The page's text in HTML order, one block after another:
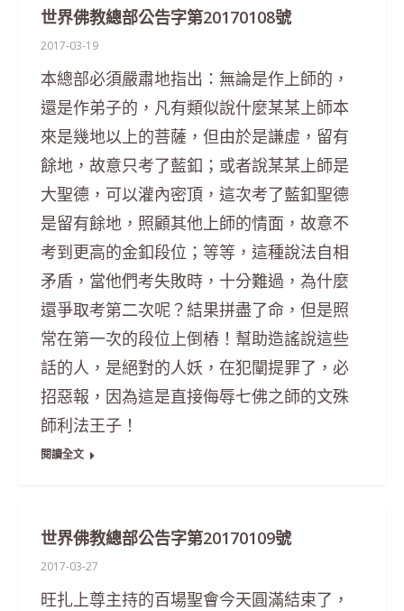
世界佛教總部公告字第20170108號
2017-03-19
本總部必須嚴肅地指出：無論是作上師的，
還是作弟子的，凡有類似說什麼某某上師本
來是幾地以上的菩薩，但由於是謙虛，留有
餘地，故意只考了藍釦；或者說某某上師是
大聖德，可以灌內密頂，這次考了藍釦聖德
是留有餘地，照顧其他上師的情面，故意不
考到更高的金釦段位；等等，這種說法自相
矛盾，當他們考失敗時，十分難過，為什麼
還爭取考第二次呢？結果拼盡了命，但是照
常在第一次的段位上倒樁！幫助造謠說這些
話的人，是絕對的人妖，在犯闡提罪了，必
招惡報，因為這是直接侮辱七佛之師的文殊
師利法王子！
閱讀全文
世界佛教總部公告字第20170109號
2017-03-27
旺扎上尊主持的百場聖會今天圓滿結束了，